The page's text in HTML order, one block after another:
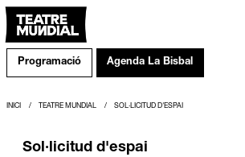
Programació Agenda La Bisbal
INICI TEATRE MUNDIAL SOL·LICITUD D'ESPAI
Sol·licitud d'espai